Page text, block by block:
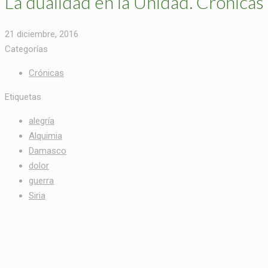
21 diciembre, 2016
Categorías
Crónicas
Etiquetas
alegría
Alquimia
Damasco
dolor
guerra
Siria